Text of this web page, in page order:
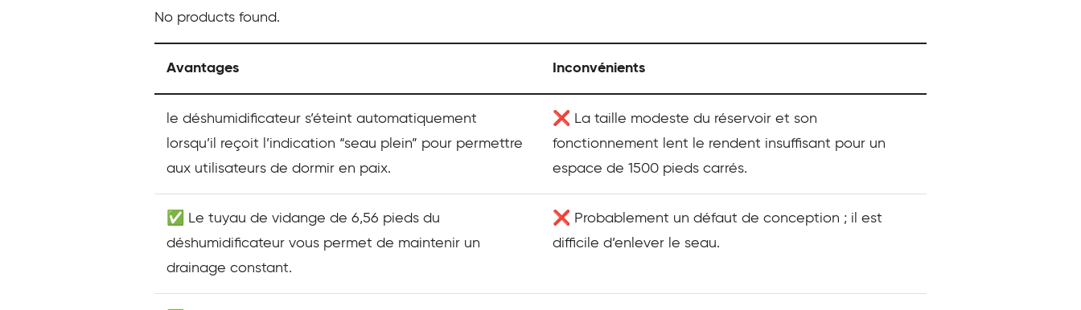
No products found.
Avantages Inconvénients
le déshumidificateur s’éteint automatiquement
lorsqu’il reçoit l’indication “seau plein” pour permettre
aux utilisateurs de dormir en paix.
❌ La taille modeste du réservoir et son
fonctionnement lent le rendent insuffisant pour un
espace de 1500 pieds carrés.
✅ Le tuyau de vidange de 6,56 pieds du
déshumidificateur vous permet de maintenir un
drainage constant.
❌ Probablement un défaut de conception ; il est
difficile d’enlever le seau.